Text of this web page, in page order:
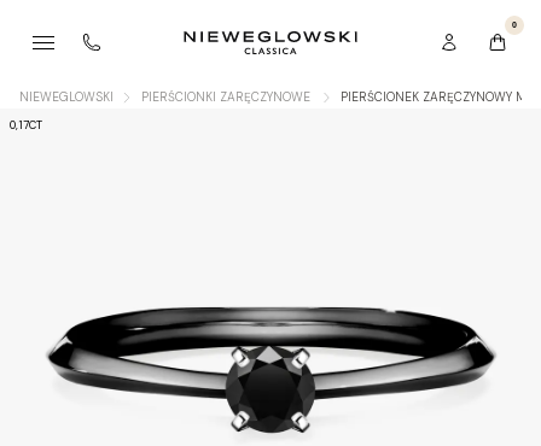
0
NIEWEGLOWSKI PIERŚCIONKI ZARĘCZYNOWE PIERŚCIONEK ZARĘCZYNOWY
0,17CT